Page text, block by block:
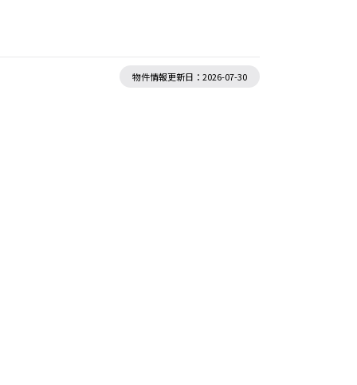
物件情報更新日：2026-07-30